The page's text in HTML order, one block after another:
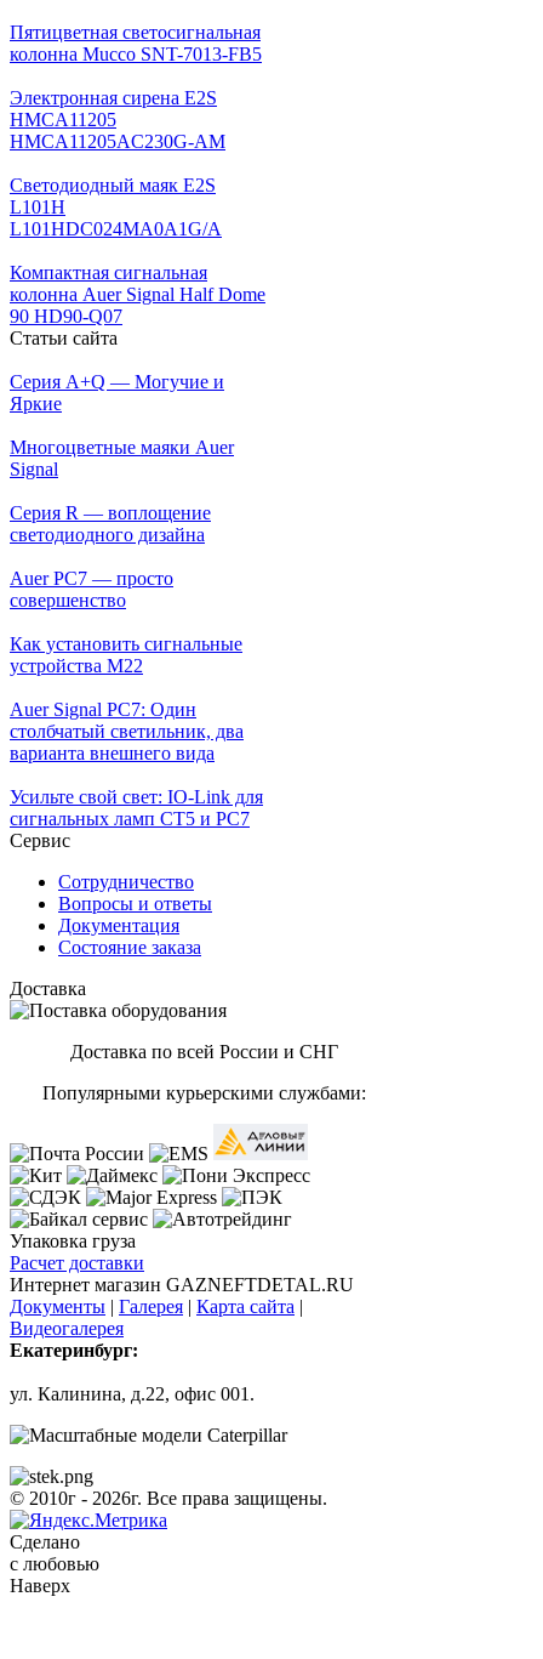
Пятицветная светосигнальная
колонна Mucco SNT-7013-FB5
Электронная сирена E2S
HMCA11205
HMCA11205AC230G-AM
Светодиодный маяк E2S
L101H
L101HDC024MA0A1G/A
Компактная сигнальная
колонна Auer Signal Half Dome
90 HD90-Q07
Статьи сайта
Серия A+Q — Могучие и
Яркие
Многоцветные маяки Auer
Signal
Серия R — воплощение
светодиодного дизайна
Auer PC7 — просто
совершенство
Как установить сигнальные
устройства М22
Auer Signal PC7: Один
столбчатый светильник, два
варианта внешнего вида
Усильте свой свет: IO-Link для
сигнальных ламп CT5 и PC7
Сервис
Сотрудничество
Вопросы и ответы
Документация
Состояние заказа
Доставка
Доставка по всей России и СНГ
Популярными курьерскими службами:
Упаковка груза
Расчет доставки
Интернет магазин GAZNEFTDETAL.RU
Документы | Галерея | Карта сайта |
Видеогалерея
Екатеринбург:
ул. Калинина, д.22, офис 001.
© 2010г - 2026г. Все права защищены.
Сделано
с любовью
Наверх